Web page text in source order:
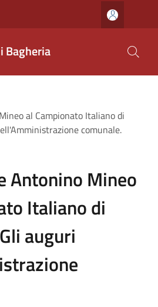
Bagheria
al Campionato Italiano di
comunale.
Antonino Mineo
Italiano di
auguri